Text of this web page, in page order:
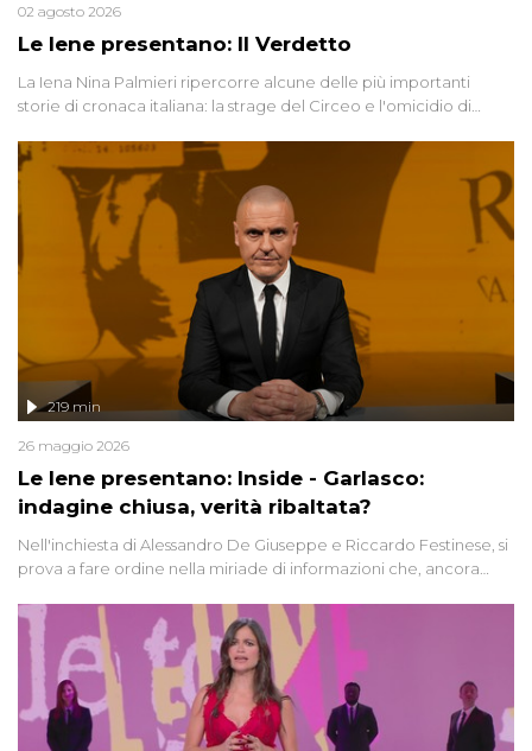
Le Iene presentano: Il Verdetto
02 agosto 2026
La Iena Nina Palmieri ripercorre alcune delle più importanti
storie di cronaca italiana: la strage del Circeo e l'omicidio di
Le Iene presentano: Inside - Garlasco:
indagine chiusa, verità ribaltata?
219 min
26 maggio 2026
Nell'inchiesta di Alessandro De Giuseppe e Riccardo Festinese, si
prova a fare ordine nella miriade di informazioni che, ancora
giudiziarie più discusse degli ultimi anni. Lo speciale ricostruisce la
vicenda mettendo in fila testimonianze, errori, dettagli
controversi e i protagonisti di un'indagine che sembra non avere
fine.